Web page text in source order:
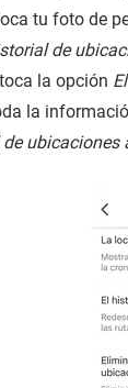
tu foto de
de
la opción
la
ubicaciones